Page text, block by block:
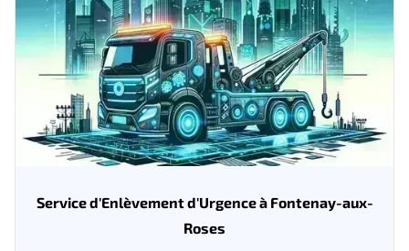
Service d'Enlèvement d'Urgence à Fontenay-aux-
Roses